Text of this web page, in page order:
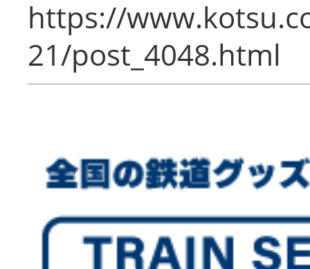
https://
21/post_4048.html